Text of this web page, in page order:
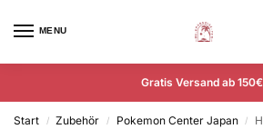
MENU
Gratis Versand ab
Start / Zubehör / Pokemon Center Japan /